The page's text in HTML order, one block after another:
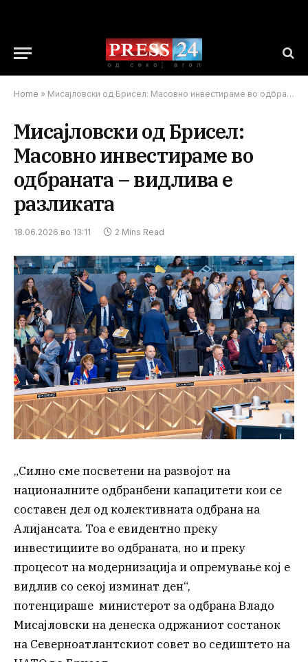
Home » Мисајловски од Брисел: Масовно инвестираме во одбраната – видлива е разликата
Мисајловски од Брисел:
Масовно инвестираме во
одбраната – видлива е
разликата
18.06.2026 во 13:11 2 Mins Read
„Силно сме посветени на развојот на
националните одбранбени капацитети кои се
составен дел од колективната одбрана на
Алијансата. Тоа е евидентно преку
инвестициите во одбраната, но и преку
процесот на модернизација и опремување кој е
видлив со секој изминат ден“,
потенцираше министерот за одбрана Владо
Мисајловски на денеска одржаниот состанок
на Северноатлантскиот совет во седиштето на